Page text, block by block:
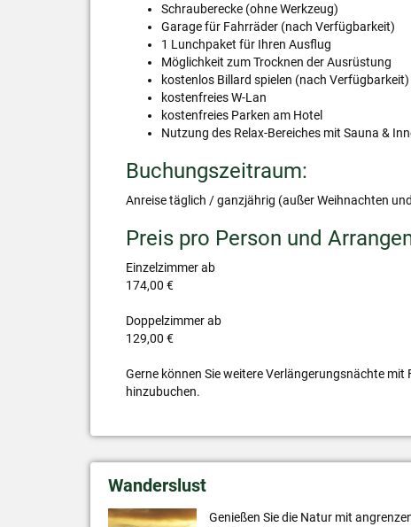
Schrauberecke (ohne Werkzeug)
Garage für Fahrräder (nach Verfügbarkeit)
1 Lunchpaket für Ihren Ausflug
Möglichkeit zum Trocknen der Ausrüstung
kostenlos Billard spielen (nach Verfügbarkeit)
kostenfreies W-Lan
kostenfreies Parken am Hotel
Nutzung des Relax-Bereiches mit Sauna &
Buchungszeitraum:
Anreise täglich / ganzjährig (außer Weihnachten
Preis pro Person und
Einzelzimmer ab
174,00 €
Doppelzimmer ab
129,00 €
Gerne können Sie weitere Verlängerungsnächte
hinzubuchen.
Wanderslust
Genießen Sie die Natur mit